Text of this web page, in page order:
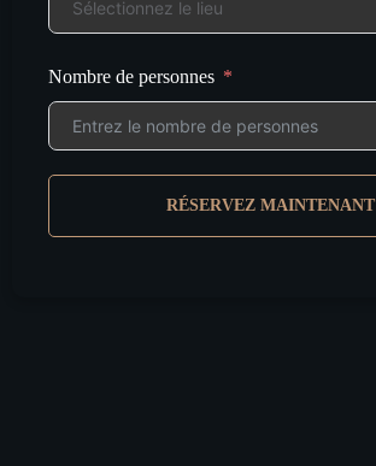
Nombre de personnes
RÉSERVEZ MAINTENANT